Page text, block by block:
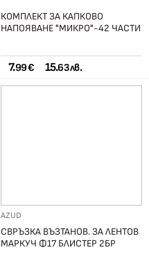
КОМПЛЕКТ ЗА КАПКОВО
НАПОЯВАНЕ "МИКРО"-42 ЧАСТИ
7.99 € 15.63 лв.
AZUD
СВРЪЗКА ВЪЗТАНОВ. ЗА ЛЕНТОВ
МАРКУЧ Ф17 БЛИСТЕР 2БР